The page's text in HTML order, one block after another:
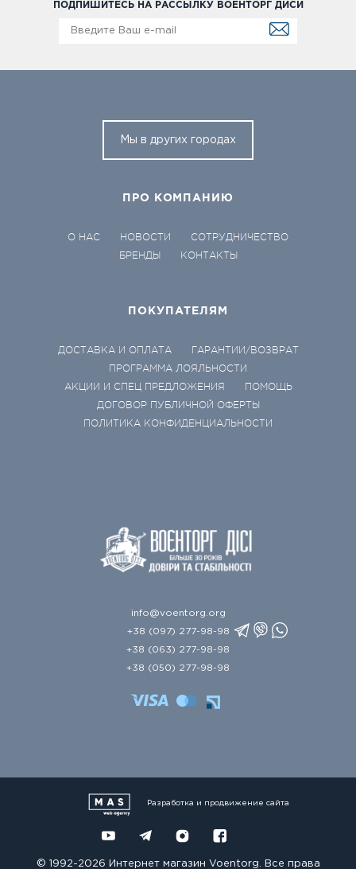
ПОДПИШИТЕСЬ НА РАССЫЛКУ ВОЕНТОРГ ДИСИ
Мы в других городах
ПРО КОМПАНИЮ
О НАС НОВОСТИ
СОТРУДНИЧЕСТВО
БРЕНДЫ
КОНТАКТЫ
ПОКУПАТЕЛЯМ
ДОСТАВКА И ОПЛАТА
ГАРАНТИИ/ВОЗВРАТ
ПРОГРАММА ЛОЯЛЬНОСТИ
АКЦИИ И СПЕЦ ПРЕДЛОЖЕНИЯ
ПОМОЩЬ
ДОГОВОР ПУБЛИЧНОЙ ОФЕРТЫ
ПОЛИТИКА КОНФИДЕНЦИАЛЬНОСТИ
info@voentorg.org
+38 (097) 277-98-98
+38 (063) 277-98-98
+38 (050) 277-98-98
© 1992-2026 Интернет магазин Voentorg. Все права
Разработка и продвижение сайта